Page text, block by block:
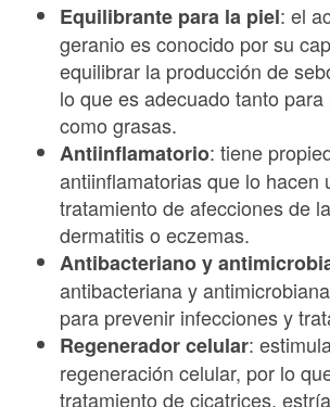
Equilibrante para la piel: el
geranio es conocido por su
equilibrar la producción de
lo que es adecuado tanto
como grasas.
Antiinflamatorio: tiene
antiinflamatorias que lo hacen
tratamiento de afecciones de
dermatitis o eczemas.
Antibacteriano y
antibacteriana y
para prevenir infecciones y
Regenerador celular:
regeneración celular, por lo
tratamiento de cicatrices,